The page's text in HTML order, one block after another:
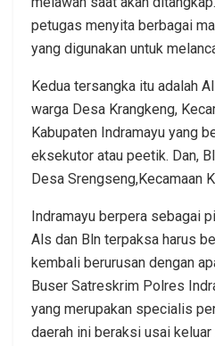
petugas menyita berbagai
yang digunakan untuk
Kedua tersangka itu adalah
warga Desa Krangkeng,
Kabupaten Indramayu yang
eksekutor atau peetik. Dan,
Desa Srengseng,Kecamaan
Indramayu berpera sebagai
Als dan Bln terpaksa harus
kembali berurusan dengan
Buser Satreskrim Polres
yang merupakan specialis
daerah ini beraksi usai